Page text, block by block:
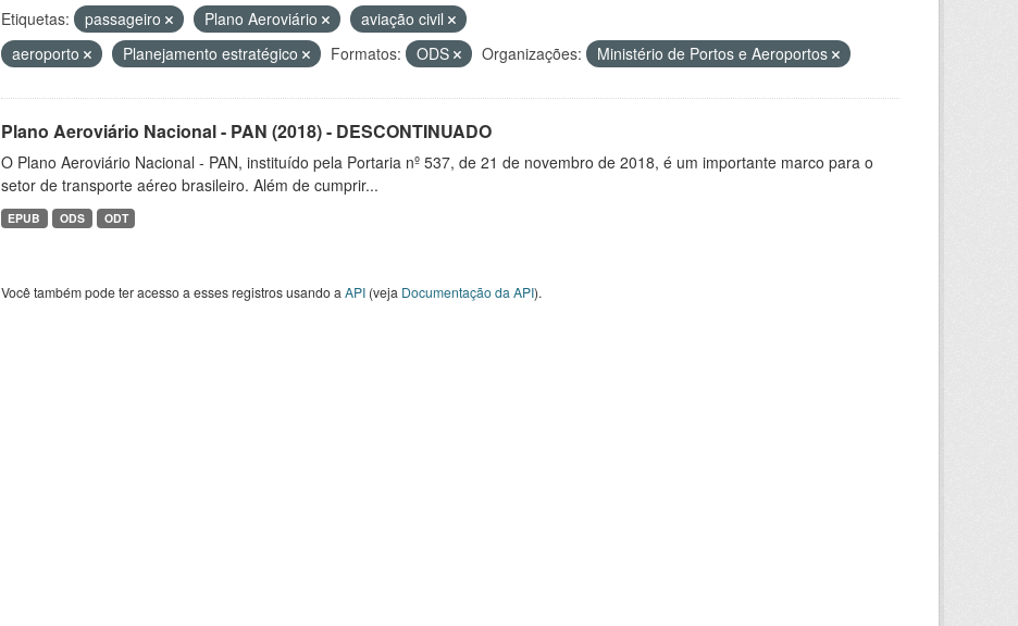
Etiquetas: passageiro Plano Aeroviário
aviação civil
aeroporto
Planejamento estratégico Formatos: ODS Organizações: Ministério de Portos e Aeroportos
Plano Aeroviário Nacional - PAN (2018) - DESCONTINUADO
O Plano Aeroviário Nacional - PAN, instituído pela Portaria nº 537, de 21 de novembro de 2018, é um importante marco para o
setor de transporte aéreo brasileiro. Além de cumprir...
EPUB ODS ODT
Você também pode ter acesso a esses registros usando a API(veja Documentação da API).